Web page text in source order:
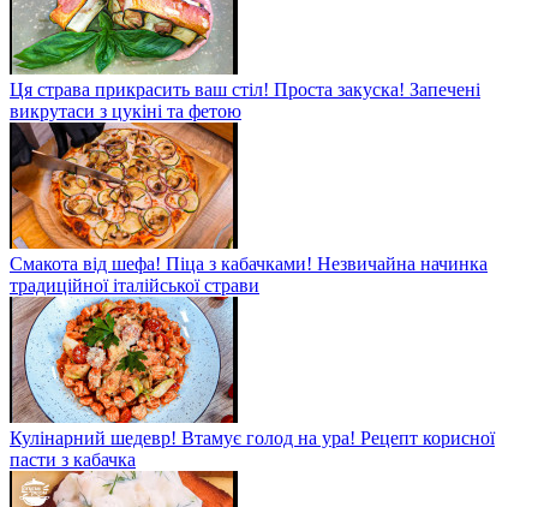
Ця страва прикрасить ваш стіл! Проста закуска! Запечені
викрутаси з цукіні та фетою
Смакота від шефа! Піца з кабачками! Незвичайна начинка
традиційної італійської страви
Кулінарний шедевр! Втамує голод на ура! Рецепт корисної
пасти з кабачка